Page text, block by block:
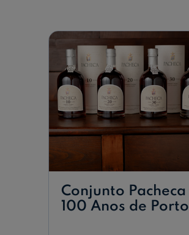
Conjunto Pacheca
100 Anos de Porto